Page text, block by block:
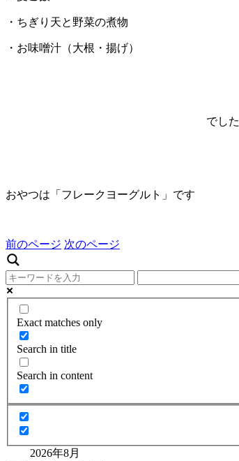
・ちぎり天と野菜の煮物
・お味噌汁（大根・揚げ）
でした
おやつは「フレークヨーグルト」です
前のページ 次のページ
Exact matches only
Search in title
Search in content
2026年8月